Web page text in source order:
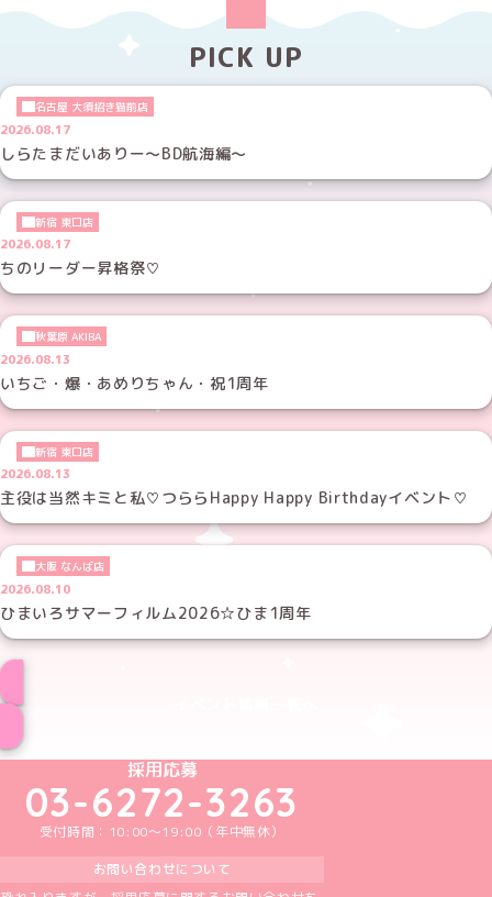
PICK UP
名古屋 大須招き猫前店
2026.08.17
しらたまだいありー～BD航海編～
新宿 東口店
2026.08.17
ちのリーダー昇格祭♡
秋葉原 AKIBA
2026.08.13
いちご・爆・あめりちゃん・祝1周年
新宿 東口店
2026.08.13
主役は当然キミと私♡つららHappy Happy Birthdayイベント♡
大阪 なんば店
2026.08.10
ひまいろサマーフィルム2026☆ひま1周年
めいどりーみんTikTok公式アカウント
めいどりーみんX公式アカウント
めいどりーみんInstagram公式アカウント
めいどりーみんFacebook公式アカウン
めいどりーみんYouTube公式アカ
採用応募
03-6272-3263
受付時間：10:00～19:00（年中無休）
お問い合わせについて